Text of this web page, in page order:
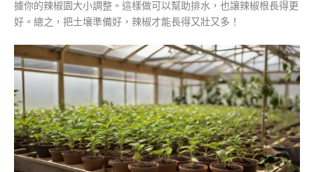
據你的辣椒園大小調整。這樣做可以幫助排水，也讓辣椒根長得更
好。總之，把土壤準備好，辣椒才能長得又壯又多！